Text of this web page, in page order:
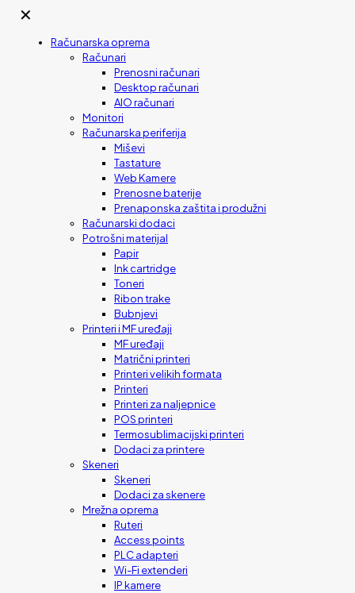
✕
Računarska oprema
Računari
Prenosni računari
Desktop računari
AIO računari
Monitori
Računarska periferija
Miševi
Tastature
Web Kamere
Prenosne baterije
Prenaponska zaštita i produžni
Računarski dodaci
Potrošni materijal
Papir
Ink cartridge
Toneri
Ribon trake
Bubnjevi
Printeri i MF uređaji
MF uređaji
Matrični printeri
Printeri velikih formata
Printeri
Printeri za naljepnice
POS printeri
Termosublimacijski printeri
Dodaci za printere
Skeneri
Skeneri
Dodaci za skenere
Mrežna oprema
Ruteri
Access points
PLC adapteri
Wi-Fi extenderi
IP kamere